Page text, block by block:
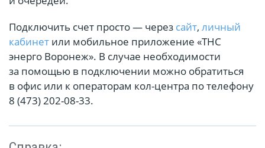
Подключить счет просто — через сайт, личный
кабинет или мобильное приложение «ТНС
энерго Воронеж». В случае необходимости
за помощью в подключении можно обратиться
в офис или к операторам кол-центра по телефону
8 (473) 202-08-33.